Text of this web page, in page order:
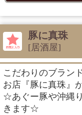
豚に真珠
[居酒屋]
こだわりのブラン
お店『豚に真珠』
☆あぐー豚や沖縄
きます☆